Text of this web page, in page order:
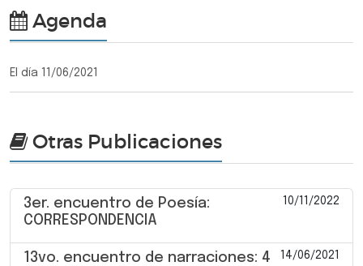
Agenda
El día 11/06/2021
Otras Publicaciones
3er. encuentro de Poesía:
CORRESPONDENCIA
10/11/2022
13vo. encuentro de narraciones: 4
14/06/2021